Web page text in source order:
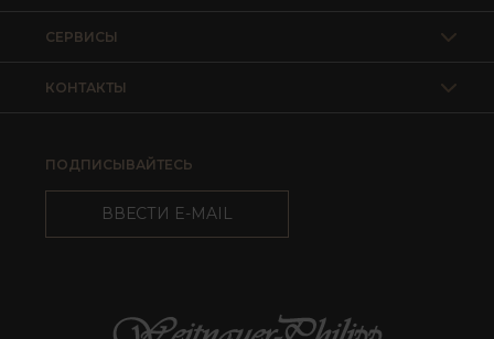
КОНТАКТЫ
СЕРВИСЫ
ПОДПИСЫВАЙТЕСЬ
ВВЕСТИ E-MAIL